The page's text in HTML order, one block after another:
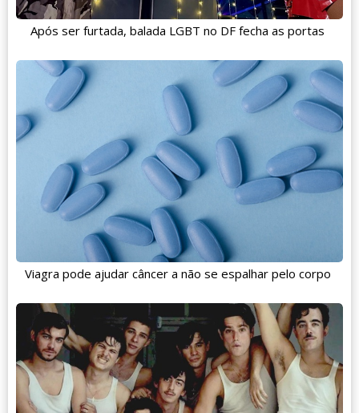
Após ser furtada, balada LGBT no DF fecha as portas
Viagra pode ajudar câncer a não se espalhar pelo corpo